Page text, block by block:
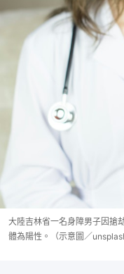
大陸吉林省一名身障男子因搶
體為陽性。（示意圖／